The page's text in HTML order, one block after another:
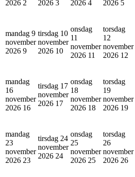
2026 2
2026 3
2026 4
2026 5
mandag 9
november
2026 9
tirsdag 10
november
2026 10
onsdag
11
november
2026 11
torsdag
12
november
2026 12
mandag
16
november
2026 16
tirsdag 17
november
2026 17
onsdag
18
november
2026 18
torsdag
19
november
2026 19
mandag
23
november
2026 23
tirsdag 24
november
2026 24
onsdag
25
november
2026 25
torsdag
26
november
2026 26